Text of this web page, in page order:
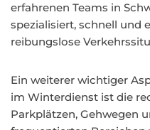
erfahrenen Teams in
spezialisiert, schnell und
reibungslose
Ein weiterer wichtiger
im Winterdienst ist die
Parkplätzen, Gehwegen